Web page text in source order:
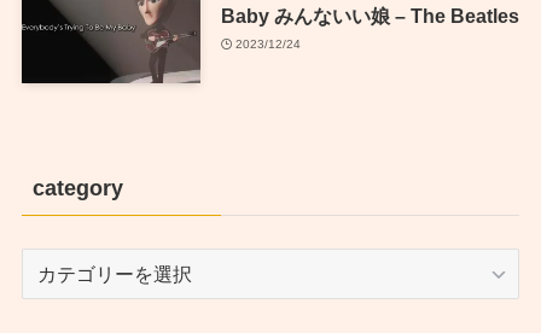
Baby みんないい娘 – The Beatles
2023/12/24
category
category